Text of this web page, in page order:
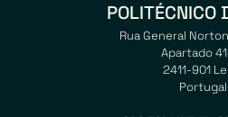
POLITÉCNICO
Rua General
Apartado
2411-901
Portugal